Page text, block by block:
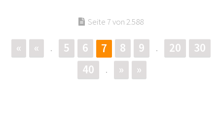
Seite 7 von 2.588
« « . 5 6 7 8 9 . 20
30
40
. » »